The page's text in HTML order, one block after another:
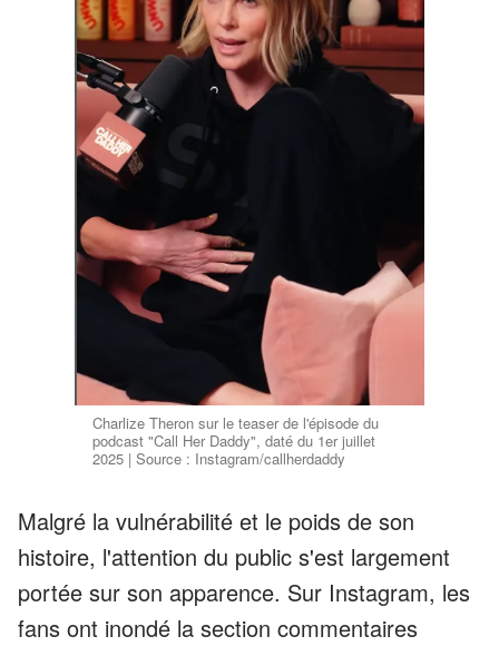
Charlize Theron sur le teaser de l'épisode du
podcast "Call Her Daddy", daté du 1er juillet
2025 | Source : Instagram/callherdaddy
Malgré la vulnérabilité et le poids de son
histoire, l'attention du public s'est largement
portée sur son apparence. Sur Instagram, les
fans ont inondé la section commentaires